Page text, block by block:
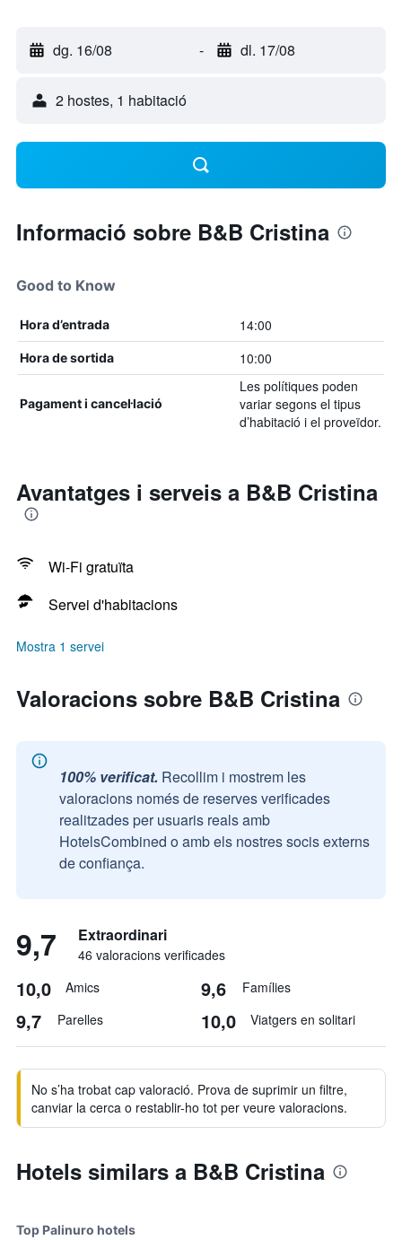
dg. 16/08 - dl. 17/08
2 hostes, 1 habitació
Informació sobre B&B Cristina
Good to Know
Hora d’entrada 14:00
Hora de sortida 10:00
Pagament i cancel·lació
Les polítiques poden
variar segons el tipus
d’habitació i el proveïdor.
Avantatges i serveis a B&B Cristina
Wi-Fi gratuïta
Servei d'habitacions
Mostra 1 servei
Valoracions sobre B&B Cristina
100% verificat. Recollim i mostrem les
valoracions només de reserves verificades
realitzades per usuaris reals amb
HotelsCombined o amb els nostres socis externs
de confiança.
9,7 Extraordinari
46 valoracions verificades
10,0 Amics 9,6 Famílies
9,7 Parelles 10,0 Viatgers en solitari
No s’ha trobat cap valoració. Prova de suprimir un filtre,
canviar la cerca o restablir-ho tot per veure valoracions.
Hotels similars a B&B Cristina
Top Palinuro hotels